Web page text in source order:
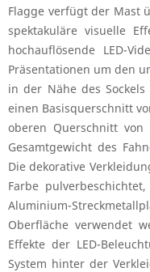
Flagge verfügt der Mast
spektakuläre visuelle
hochauflösende LED-
Präsentationen um den
in der Nähe des
einen Basisquerschnitt
oberen Querschnitt
Gesamtgewicht des
Die dekorative
Farbe
Aluminium-
Oberfläche verwendet
Effekte der LED-
System hinter der